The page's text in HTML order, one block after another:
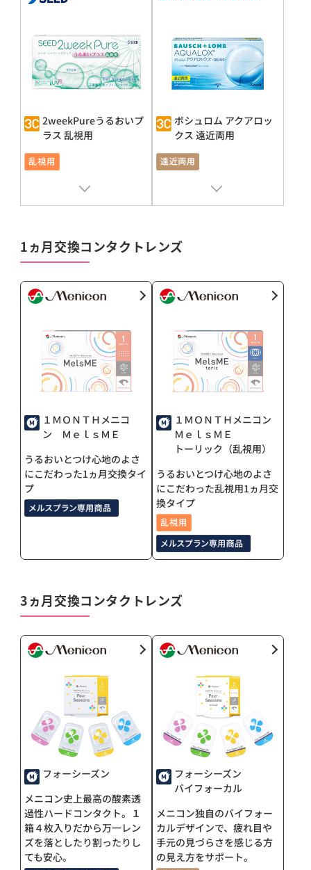
2weekPureうるおいプ
ラス 乱視用
ボシュロム アクアロッ
クス 遠近両用
1ヵ月交換コンタクトレンズ
１ＭＯＮＴＨメニコ
ン ＭｅｌｓＭＥ
うるおいとつけ心地のよさ
にこだわった1ヵ月交換タイ
プ
１ＭＯＮＴＨメニコン
ＭｅｌｓＭＥ
トーリック（乱視用）
うるおいとつけ心地のよさ
にこだわった乱視用1ヵ月交
換タイプ
3ヵ月交換コンタクトレンズ
フォーシーズン
メニコン史上最高の酸素透
過性ハードコンタクト。１
箱４枚入りだから万一レン
ズを落としたり割ったりし
ても安心。
フォーシーズン
バイフォーカル
メニコン独自のバイフォー
カルデザインで、疲れ目や
手元の見づらさを感じる方
の見え方をサポート。